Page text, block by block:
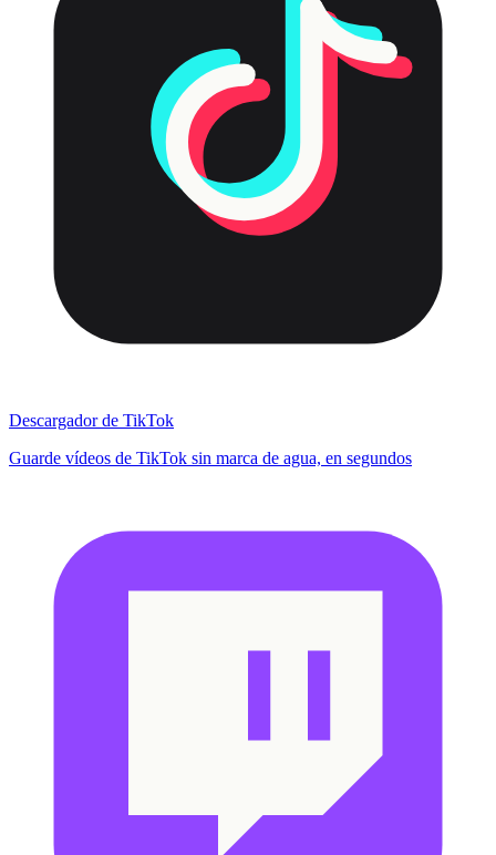
Descargador de TikTok
Guarde vídeos de TikTok sin marca de agua, en segundos